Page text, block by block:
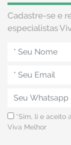
Cadastre-se e
especialistas
*Sim, li e aceito a
Viva Melhor